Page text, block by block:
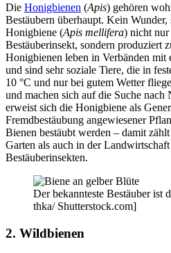
Die Honigbienen (Apis) gehören
Bestäubern überhaupt. Kein
Honigbiene (Apis mellifera) nicht nur
Bestäuberinsekt, sondern produziert
Honigbienen leben in Verbänden mit
und sind sehr soziale Tiere, die in
10 °C und nur bei gutem Wetter
und machen sich auf die Suche nach
erweist sich die Honigbiene als
Fremdbestäubung angewiesener
Bienen bestäubt werden – damit
Garten als auch in der
Bestäuberinsekten.
Der bekannteste Bestäuber ist
thka/ Shutterstock.com]
2. Wildbienen